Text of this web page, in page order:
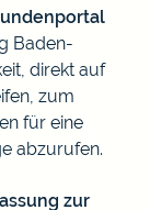
Baden-
direkt auf
zum
für eine
abzurufen.
zur